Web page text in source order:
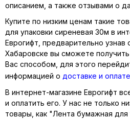
описанием, а также отзывами о
Купите по низким ценам такие
для упаковки сиреневая 30м в
Еврогифт, предварительно узнав
Хабаровске вы сможете
Вас способом, для этого
информацией о доставке и оплате
В интернет-магазине Еврогифт
и оплатить его. У нас не только
товары, как "Лента бумажная для